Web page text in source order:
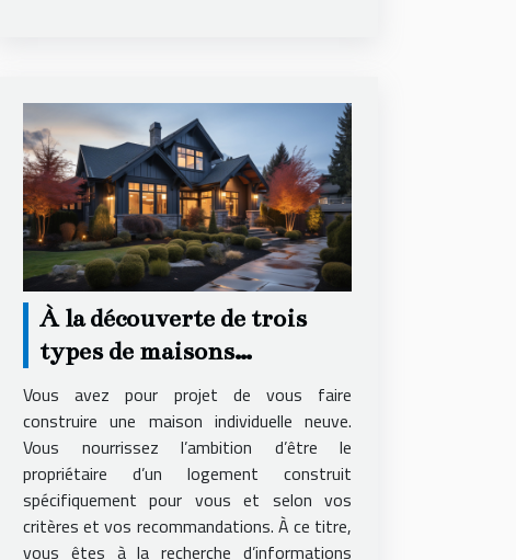
À la découverte de trois
types de maisons
Vous avez pour projet de vous faire
construire une maison individuelle neuve.
Vous nourrissez l’ambition d’être le
propriétaire d’un logement construit
spécifiquement pour vous et selon vos
critères et vos recommandations. À ce titre,
vous êtes à la recherche d’informations